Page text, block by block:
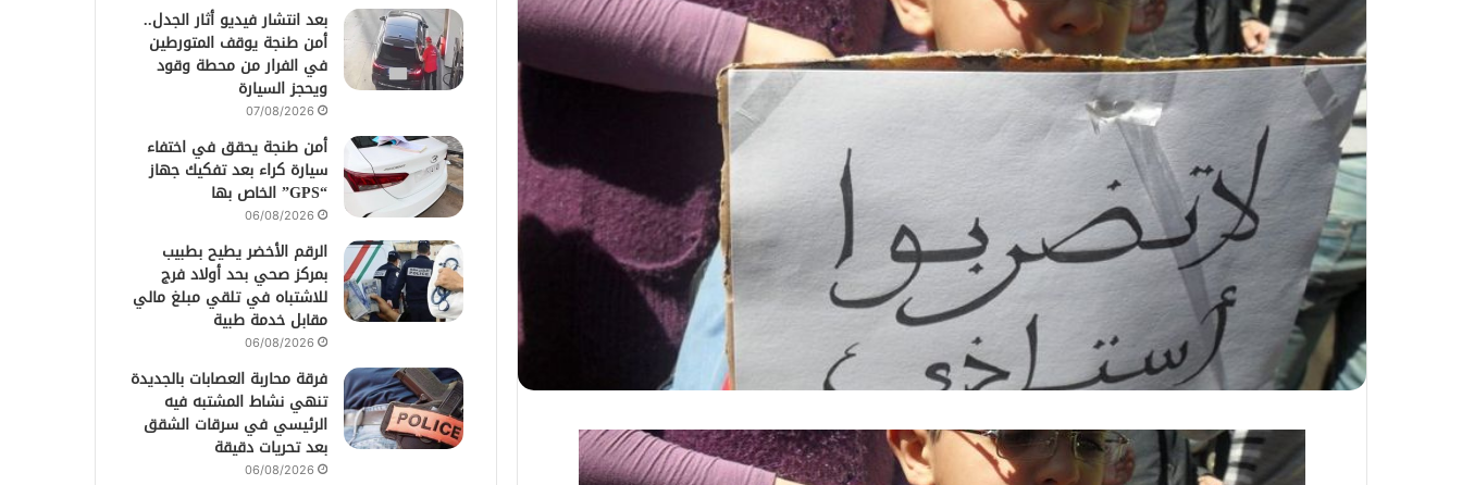
بعد انتشار فيديو أثار الجدل..
أمن طنجة يوقف المتورطين
في الفرار من محطة وقود
ويحجز السيارة
07/08/2026
أمن طنجة يحقق في اختفاء
سيارة كراء بعد تفكيك جهاز
“GPS” الخاص بها
06/08/2026
الرقم الأخضر يطيح بطبيب
بمركز صحي بحد أولاد فرج
للاشتباه في تلقي مبلغ مالي
مقابل خدمة طبية
06/08/2026
فرقة محاربة العصابات بالجديدة
تنهي نشاط المشتبه فيه
الرئيسي في سرقات الشقق
بعد تحريات دقيقة
06/08/2026